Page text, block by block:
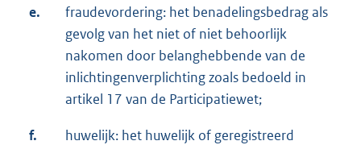
e.
fraudevordering: het benadelingsbedrag als
gevolg van het niet of niet behoorlijk
nakomen door belanghebbende van de
inlichtingenverplichting zoals bedoeld in
artikel 17 van de Participatiewet;
f.
huwelijk: het huwelijk of geregistreerd